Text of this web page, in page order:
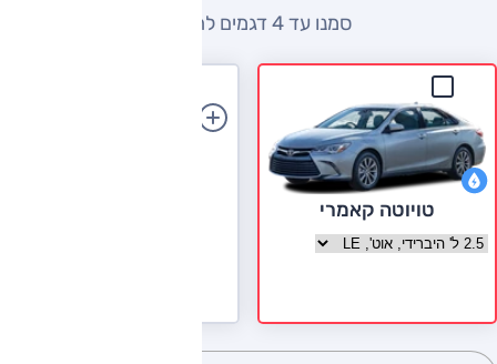
סמנו עד 4 דגמים להשוואה
טויוטה קאמרי
בחר גרסה טויוטה קאמרי